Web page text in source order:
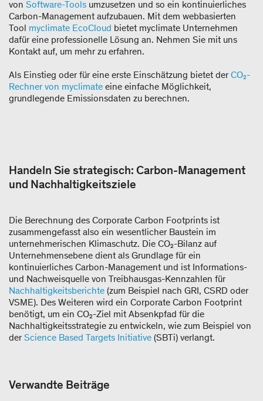
von Software-Tools umzusetzen und so ein kontinuierliches
Carbon-Management aufzubauen. Mit dem webbasierten
Tool myclimate EcoCloud bietet myclimate Unternehmen
dafür eine professionelle Lösung an. Nehmen Sie mit uns
Kontakt auf, um mehr zu erfahren.
Als Einstieg oder für eine erste Einschätzung bietet derCO₂-
Rechner von myclimate eine einfache Möglichkeit,
grundlegende Emissionsdaten zu berechnen.
Handeln Sie strategisch: Carbon-Management
und Nachhaltigkeitsziele
Die Berechnung des Corporate Carbon Footprints ist
zusammengefasst also ein wesentlicher Baustein im
unternehmerischen Klimaschutz. Die CO₂-Bilanz auf
Unternehmensebene dient als Grundlage für ein
kontinuierliches Carbon-Management und ist Informations-
und Nachweisquelle von Treibhausgas-Kennzahlen für
Nachhaltigkeitsberichte (zum Beispiel nach GRI, CSRD oder
VSME). Des Weiteren wird ein Corporate Carbon Footprint
benötigt, um ein CO₂-Ziel mit Absenkpfad für die
Nachhaltigkeitsstrategie zu entwickeln, wie zum Beispiel von
derScience Based Targets Initiative (SBTi) verlangt.
Verwandte Beiträge